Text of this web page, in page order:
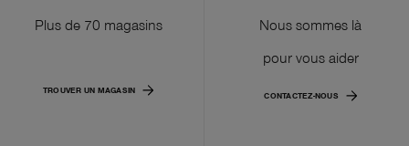
Plus de 70 magasins
TROUVER UN MAGASIN
Nous sommes là
pour vous aider
CONTACTEZ-NOUS